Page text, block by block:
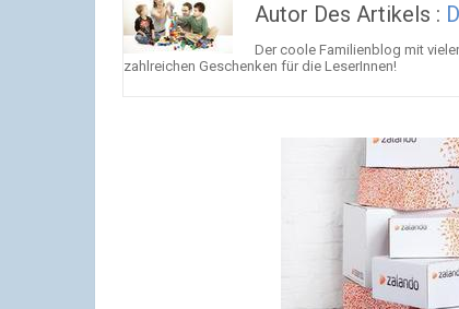
Autor Des Artikels :
Der coole Familienblog mit
zahlreichen Geschenken für die LeserInnen!